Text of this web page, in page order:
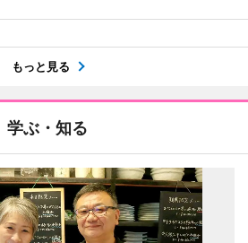
もっと見る
学ぶ・知る